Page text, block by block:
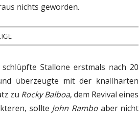
nichts geworden.
Stallone erstmals nach 20
überzeugte mit der knallharten
zu Rocky Balboa, dem Revival eines
sollte John Ramboaber nicht